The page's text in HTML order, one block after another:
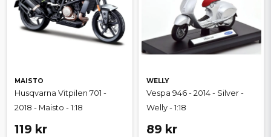
MAISTO
Husqvarna Vitpilen 701 -
2018 - Maisto - 1:18
119 kr
WELLY
Vespa 946 - 2014 - Silver -
Welly - 1:18
89 kr